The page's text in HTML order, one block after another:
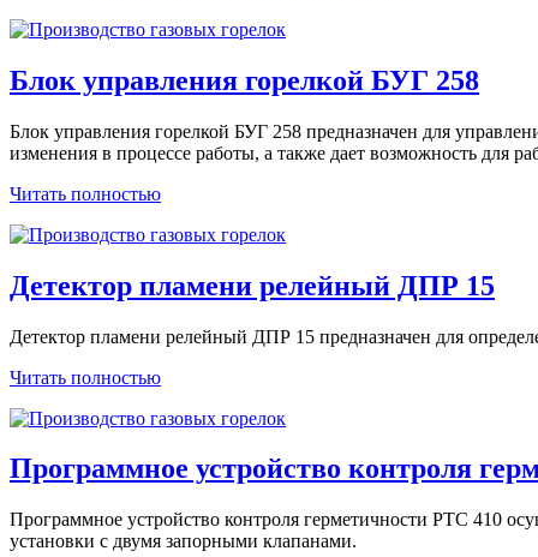
Блок управления горелкой БУГ 258
Блок управления горелкой БУГ 258 предназначен для
изменения в процессе работы, а также дает возможность для
Читать полностью
Детектор пламени релейный ДПР 15
Детектор пламени релейный ДПР 15 предназначен для
Читать полностью
Программное устройство контроля
Программное устройство контроля герметичности РТС 410
установки с двумя запорными клапанами.